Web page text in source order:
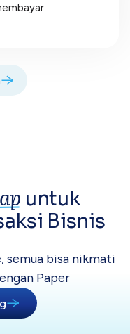
untuk
Bisnis
semua bisa nikmati
Paper